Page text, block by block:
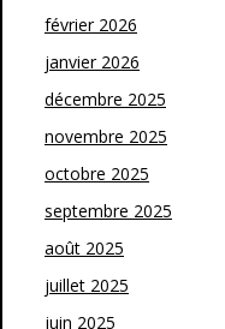
février 2026
janvier 2026
décembre 2025
novembre 2025
octobre 2025
septembre 2025
août 2025
juillet 2025
juin 2025